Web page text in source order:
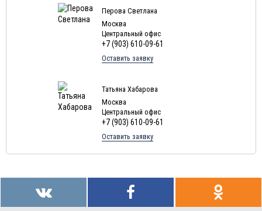
Перова Светлана
Москва
Центральный офис
+7 (903) 610-09-61
Оставить заявку
Татьяна Хабарова
Москва
Центральный офис
+7 (903) 610-09-61
Оставить заявку